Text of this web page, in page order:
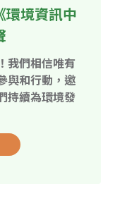
境資訊中
我們相信唯有
與和行動，邀
持續為環境發